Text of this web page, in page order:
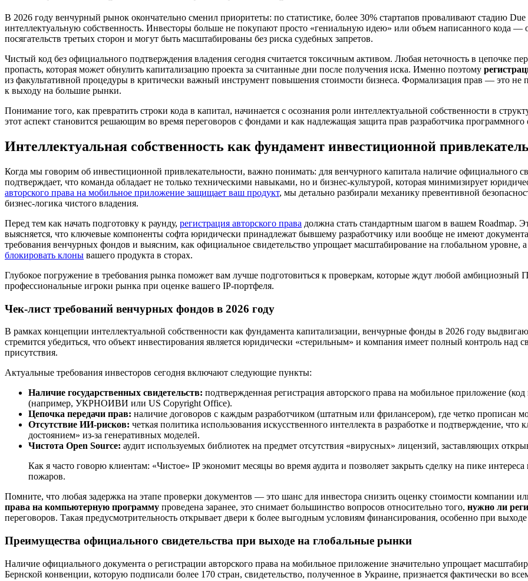
В 2026 году венчурный рынок окончательно сменил приоритеты: по статистике, более 30% стартапов проваливают стадию
интеллектуальную собственность. Инвесторы больше не покупают просто «гениальную идею» или объем написанного кода
посягательств третьих сторон и могут быть масштабированы без риска судебных запретов.
Чистый код без официального подтверждения владения сегодня считается токсичным активом. Любая неточность в цепочке
пропасть, которая может обнулить капитализацию проекта за считанные дни после получения иска. Именно поэтому
из факультативной процедуры в критически важный инструмент повышения стоимости бизнеса. Формализация прав — это не
к выходу на большие рынки.
Понимание того, как превратить строки кода в капитал, начинается с осознания роли интеллектуальной собственности в
этот аспект становится решающим во время переговоров с фондами и как надлежащая защита прав разработчика
Интеллектуальная собственность как фундамент инвестиционной
Когда мы говорим об инвестиционной привлекательности, важно понимать: для венчурного капитала наличие официального
подтверждает, что команда обладает не только техническими навыками, но и бизнес-культурой, которая минимизирует
авторского права на мобильное приложение защищает ваш продукт, мы детально разбирали механику превентивной
бизнес-логика чистого владения.
Перед тем как начать подготовку к раунду, регистрация авторского права должна стать стандартным шагом в вашем Roadmap.
выясняется, что ключевые компоненты софта юридически принадлежат бывшему разработчику или вообще не имеют
требования венчурных фондов и выясним, как официальное свидетельство упрощает масштабирование на глобальном
блокировать клоны вашего продукта в сторах.
Глубокое погружение в требования рынка поможет вам лучше подготовиться к проверкам, которые ждут любой амбициозный
профессиональные игроки рынка при оценке вашего IP-портфеля.
Чек-лист требований венчурных фондов в 2026 году
В рамках концепции интеллектуальной собственности как фундамента капитализации, венчурные фонды в 2026 году
стремится убедиться, что объект инвестирования является юридически «стерильным» и компания имеет полный контроль
присутствия.
Актуальные требования инвесторов сегодня включают следующие пункты:
Наличие государственных свидетельств: подтвержденная регистрация авторского права на мобильное приложение
(например, УКРНОИВИ или US Copyright Office).
Цепочка передачи прав: наличие договоров с каждым разработчиком (штатным или фрилансером), где четко прописан
Отсутствие ИИ-рисков: четкая политика использования искусственного интеллекта в разработке и подтверждение,
достоянием» из-за генеративных моделей.
Чистота Open Source: аудит используемых библиотек на предмет отсутствия «вирусных» лицензий, заставляющих
Как я часто говорю клиентам: «Чистое» IP экономит месяцы во время аудита и позволяет закрыть сделку на пике
пожаров.
Помните, что любая задержка на этапе проверки документов — это шанс для инвестора снизить оценку стоимости компании
права на компьютерную программу проведена заранее, это снимает большинство вопросов относительно того, нужно ли
переговоров. Такая предусмотрительность открывает двери к более выгодным условиям финансирования, особенно при
Преимущества официального свидетельства при выходе на глобальные рынки
Наличие официального документа о регистрации авторского права на мобильное приложение значительно упрощает
Бернской конвенции, которую подписали более 170 стран, свидетельство, полученное в Украине, признается фактически во